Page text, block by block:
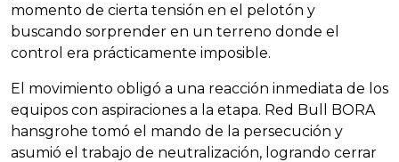
momento de cierta tensión en el pelotón y
buscando sorprender en un terreno donde el
control era prácticamente imposible.
El movimiento obligó a una reacción inmediata de los
equipos con aspiraciones a la etapa. Red Bull BORA
hansgrohe tomó el mando de la persecución y
asumió el trabajo de neutralización, logrando cerrar